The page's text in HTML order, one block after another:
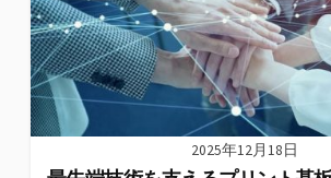
2025年12月18日